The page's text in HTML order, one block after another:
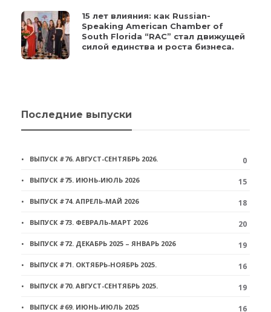
15 лет влияния: как Russian-
Speaking American Chamber of
South Florida “RAC” стал движущей
силой единства и роста бизнеса.
Последние выпуски
ВЫПУСК #76. АВГУСТ-СЕНТЯБРЬ 2026. 0
ВЫПУСК #75. ИЮНЬ-ИЮЛЬ 2026 15
ВЫПУСК #74. АПРЕЛЬ-МАЙ 2026 18
ВЫПУСК #73. ФЕВРАЛЬ-МАРТ 2026 20
ВЫПУСК #72. ДЕКАБРЬ 2025 – ЯНВАРЬ 2026 19
ВЫПУСК #71. ОКТЯБРЬ-НОЯБРЬ 2025. 16
ВЫПУСК #70. АВГУСТ-СЕНТЯБРЬ 2025. 19
ВЫПУСК #69. ИЮНЬ-ИЮЛЬ 2025 16